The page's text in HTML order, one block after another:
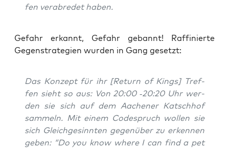
fen ver­ab­re­det haben.
Gefahr erkannt, Gefahr gebannt! Raf­fi­nier­te
Gegen­stra­te­gien wur­den in Gang gesetzt:
Das Kon­zept für ihr [Return of Kings] Tref­
fen sieht so aus: Von 20:00 ‑20:20 Uhr wer­
den sie sich auf dem Aache­ner Katsch­hof
sam­meln. Mit einem Code­spruch wol­len sie
sich Gleich­ge­sinn­ten gegen­über zu erken­nen
geben: “Do you know whe­re I can find a pet